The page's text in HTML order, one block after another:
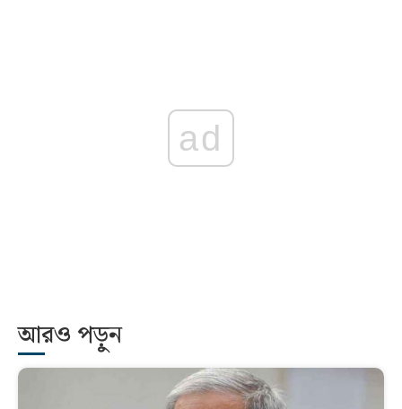
ad
আরও পড়ুন